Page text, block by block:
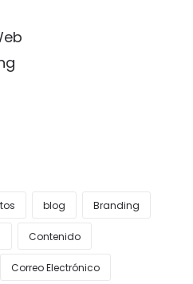
blog Branding
Contenido
Correo Electrónico